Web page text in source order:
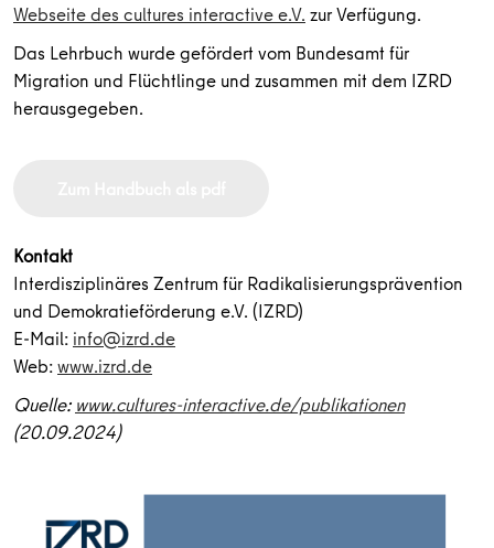
Webseite des cultures interactive e.V. zur Verfügung.
Das Lehrbuch wurde gefördert vom Bundesamt für
Migration und Flüchtlinge und zusammen mit dem IZRD
herausgegeben.
Kontakt
Interdisziplinäres Zentrum für Radikalisierungsprävention
und Demokratieförderung e.V. (IZRD)
E-Mail: info@izrd.de
Web:www.izrd.de
Quelle: www.cultures-interactive.de/publikationen
(20.09.2024)